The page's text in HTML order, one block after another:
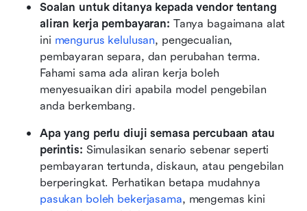
Soalan untuk ditanya kepada vendor tentang
aliran kerja pembayaran: Tanya bagaimana alat
ini mengurus kelulusan, pengecualian,
pembayaran separa, dan perubahan terma.
Fahami sama ada aliran kerja boleh
menyesuaikan diri apabila model pengebilan
anda berkembang.
Apa yang perlu diuji semasa percubaan atau
perintis: Simulasikan senario sebenar seperti
pembayaran tertunda, diskaun, atau pengebilan
pasukan boleh bekerjasama, mengemas kini